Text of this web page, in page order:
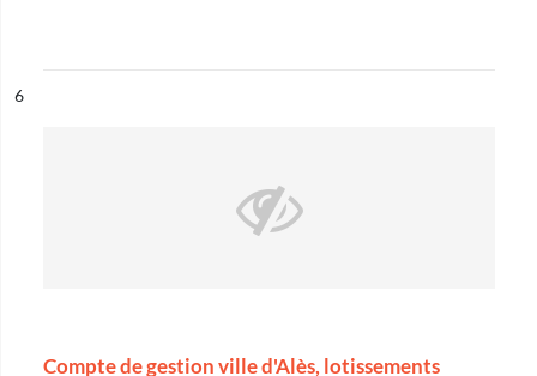
n°
6
Compte de gestion ville d'Alès, lotissements